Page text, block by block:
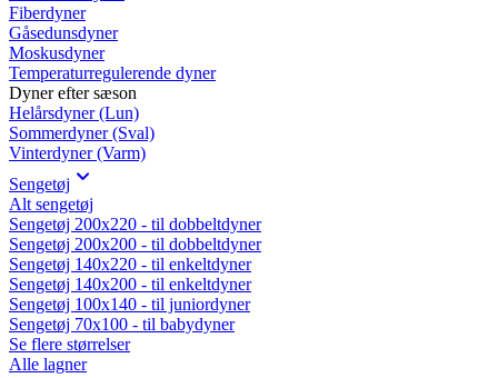
Fiberdyner
Gåsedunsdyner
Moskusdyner
Temperaturregulerende dyner
Dyner efter sæson
Helårsdyner (Lun)
Sommerdyner (Sval)
Vinterdyner (Varm)
Sengetøj
Alt sengetøj
Sengetøj 200x220 - til dobbeltdyner
Sengetøj 200x200 - til dobbeltdyner
Sengetøj 140x220 - til enkeltdyner
Sengetøj 140x200 - til enkeltdyner
Sengetøj 100x140 - til juniordyner
Sengetøj 70x100 - til babydyner
Se flere størrelser
Alle lagner